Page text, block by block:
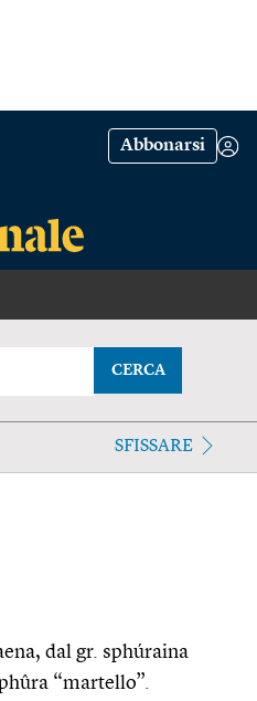
Abbonarsi
CERCA
SFISSARE
dal gr. sphúraina
“martello”.